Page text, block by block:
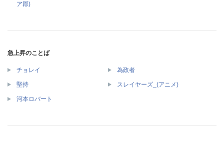
ア郡)
急上昇のことば
チョレイ 為政者
堅持 スレイヤーズ_(アニメ)
河本ロバート